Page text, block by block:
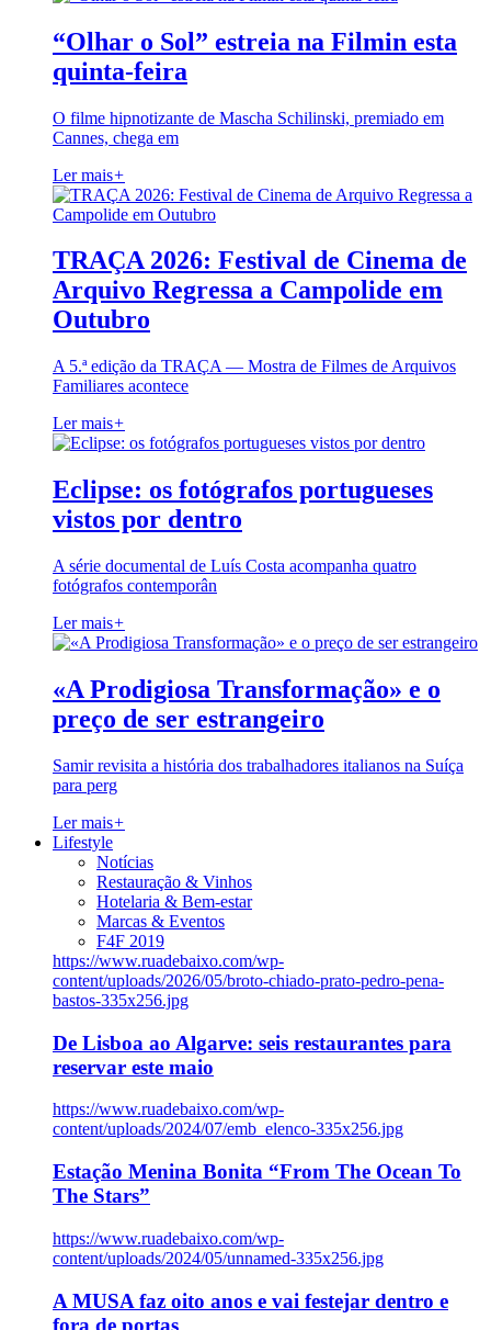
“Olhar o Sol” estreia na Filmin esta
quinta-feira
O filme hipnotizante de Mascha Schilinski, premiado em
Cannes, chega em
Ler mais+
TRAÇA 2026: Festival de Cinema de
Arquivo Regressa a Campolide em
Outubro
A 5.ª edição da TRAÇA — Mostra de Filmes de Arquivos
Familiares acontece
Ler mais+
Eclipse: os fotógrafos portugueses
vistos por dentro
A série documental de Luís Costa acompanha quatro
fotógrafos contemporân
Ler mais+
«A Prodigiosa Transformação» e o
preço de ser estrangeiro
Samir revisita a história dos trabalhadores italianos na Suíça
para perg
Ler mais+
Lifestyle
Notícias
Restauração & Vinhos
Hotelaria & Bem-estar
Marcas & Eventos
F4F 2019
https://www.ruadebaixo.com/wp-
content/uploads/2026/05/broto-chiado-prato-pedro-pena-
bastos-335x256.jpg
De Lisboa ao Algarve: seis restaurantes para
reservar este maio
https://www.ruadebaixo.com/wp-
content/uploads/2024/07/emb_elenco-335x256.jpg
Estação Menina Bonita “From The Ocean To
The Stars”
https://www.ruadebaixo.com/wp-
content/uploads/2024/05/unnamed-335x256.jpg
A MUSA faz oito anos e vai festejar dentro e
fora de portas